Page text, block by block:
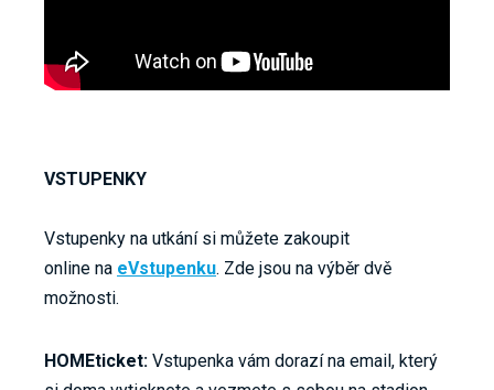
VSTUPENKY
Vstupenky na utkání si můžete zakoupit
online na eVstupenku. Zde jsou na výběr dvě
možnosti.
HOMEticket: Vstupenka vám dorazí na email, který